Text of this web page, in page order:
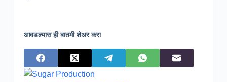
आवडल्यास ही बातमी शेअर करा